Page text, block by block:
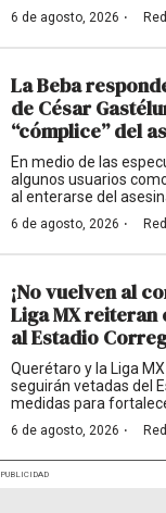
6 de agosto, 2026 ·
La Beba
de César
“cómplice” del
En medio de las
algunos usuarios
al enterarse del
6 de agosto, 2026 ·
¡No vuelven al
Liga MX reiteran
al Estadio
Querétaro y la Liga
seguirán vetadas del
medidas para
6 de agosto, 2026 ·
PUBLICIDAD